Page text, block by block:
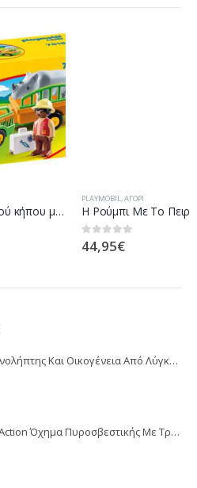
Όχημα ζωολογικού κήπου με ρινόκερο
ΑΓΌΡΙ
H Ρούμπι Με Το Πειρατικό Chameleon
Playmobil Εικονολήπτης Και Οικογένεια Από Λύγκες 5561
Playmobil City Action Όχημα Πυροσβεστικής Με Τροχαλία Ρυμούλκησης 9466